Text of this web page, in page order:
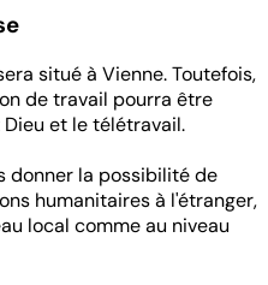
situé à Vienne. Toutefois,
de travail pourra être
et le télétravail.
donner la possibilité de
humanitaires à l'étranger,
local comme au niveau